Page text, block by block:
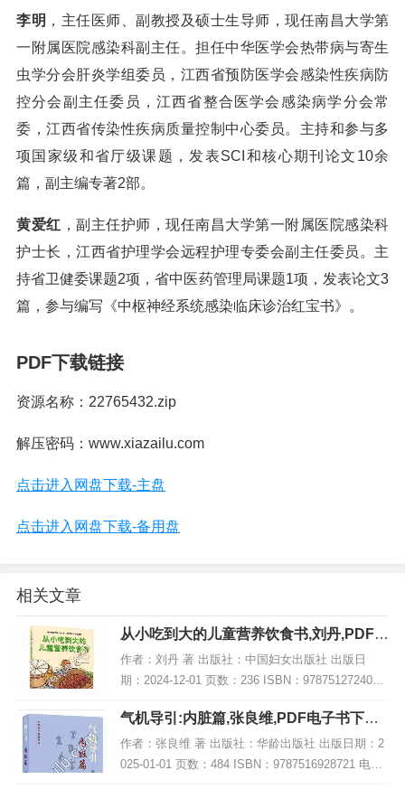
李明 ，主任医师、副教授及硕士生导师，现任南昌大学第
一附属医院感染科副主任。担任中华医学会热带病与寄生
虫学分会肝炎学组委员，江西省预防医学会感染性疾病防
控分会副主任委员，江西省整合医学会感染病学分会常
委，江西省传染性疾病质量控制中心委员。主持和参与多
项国家级和省厅级课题，发表SCI和核心期刊论文10余
篇，副主编专著2部。
黄爱红 ，副主任护师，现任南昌大学第一附属医院感染科
护士长，江西省护理学会远程护理专委会副主任委员。主
持省卫健委课题2项，省中医药管理局课题1项，发表论文3
篇，参与编写《中枢神经系统感染临床诊治红宝书》。
PDF下载链接
资源名称：22765432.zip
解压密码：www.xiazailu.com
点击进入网盘下载-主盘
点击进入网盘下载-备用盘
相关文章
从小吃到大的儿童营养饮食书,刘丹,PDF电
子书网盘下载
作者：刘丹 著 出版社：中国妇女出版社 出版日
期：2024-12-01 页数：236 ISBN：9787512724037
电子书大小：187MB [高清扫描版PDF格式] 内容简
介 儿童饮...
气机导引:内脏篇,张良维,PDF电子书下载,
网盘资源
作者：张良维 著 出版社：华龄出版社 出版日期：2
025-01-01 页数：484 ISBN：9787516928721 电子
书大小：252MB [高清扫描版PDF格式] 内容简介 本